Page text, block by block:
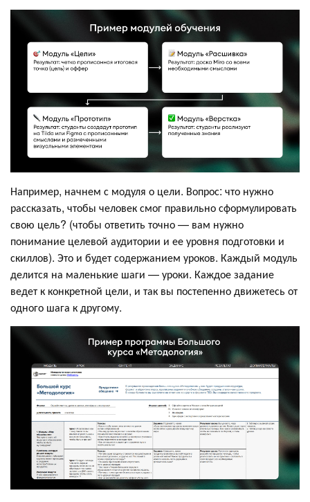
Например, начнем с модуля о цели. Вопрос: что нужно
рассказать, чтобы человек смог правильно сформулировать
свою цель? (чтобы ответить точно — вам нужно
понимание целевой аудитории и ее уровня подготовки и
скиллов). Это и будет содержанием уроков. Каждый модуль
делится на маленькие шаги — уроки. Каждое задание
ведет к конкретной цели, и так вы постепенно движетесь от
одного шага к другому.